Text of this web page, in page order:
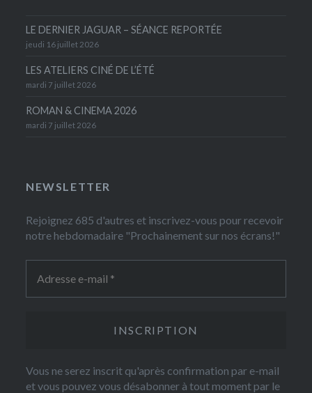
LE DERNIER JAGUAR – SÉANCE REPORTÉE
jeudi 16 juillet 2026
LES ATELIERS CINÉ DE L’ÉTÉ
mardi 7 juillet 2026
ROMAN & CINEMA 2026
mardi 7 juillet 2026
NEWSLETTER
Rejoignez 685 d'autres et inscrivez-vous pour recevoir
notre hebdomadaire "Prochainement sur nos écrans!"
Vous ne serez inscrit qu'après confirmation par e-mail
et vous pouvez vous désabonner à tout moment par le